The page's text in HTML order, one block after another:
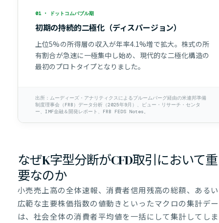
01 · ドットコムバブル期
初期の持続的二極化（ディスパージョン）
上位5%の所得層の収入が年率4.1%増で拡大。株式の所
有割合が急速に一極集中し始め、現代的な二極化構造の
最初のプロトタイプとなりました。
出所：ムーディーズ・アナリティクスによるブルームバーグ経由の米連邦準備
制度理事会（FRB）データ分析（2025年9月）、ピュー・リサーチ・センタ
ー、IMF金融＆開発レポート、FRB FEDS Notes。
なぜK字型分断がCFD取引において重
要なのか
小売売上高の全体速報、消費者信用残高の総額、ある
広範な主要株価指数の値動きといったマクロの集計デ
は、社会全体の消費者平均値を一括にして集計してし